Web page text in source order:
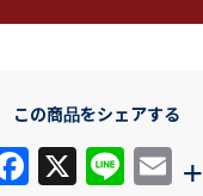
この商品をシェアする
F X Li E
+